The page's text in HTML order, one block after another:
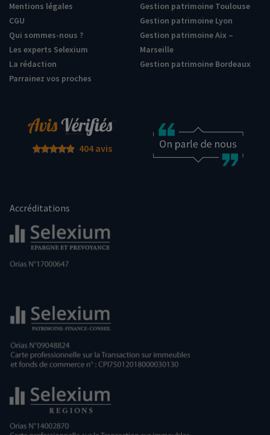
Mentions légales
CGU
Qui sommes-nous ?
Les experts Selexium
La rédaction
Parrainez vos proches
Gestion patrimoine Toulouse
Gestion patrimoine Lyon
Gestion patrimoine Aix –
Marseille
Gestion patrimoine Bordeaux
404 avis
Accréditations